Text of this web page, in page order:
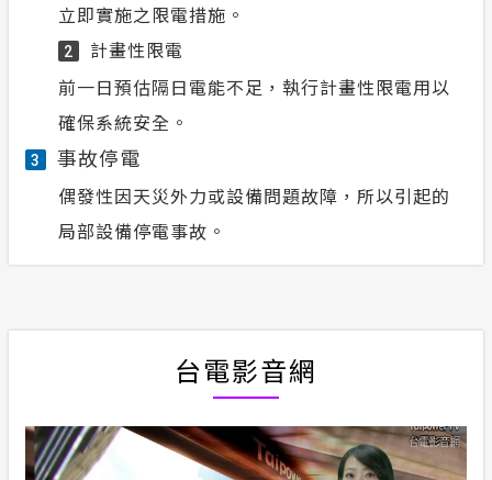
立即實施之限電措施。
2
計畫性限電
前一日預估隔日電能不足，執行計畫性限電用以
確保系統安全。
3 事故停電
偶發性因天災外力或設備問題故障，所以引起的
局部設備停電事故。
台電影音網